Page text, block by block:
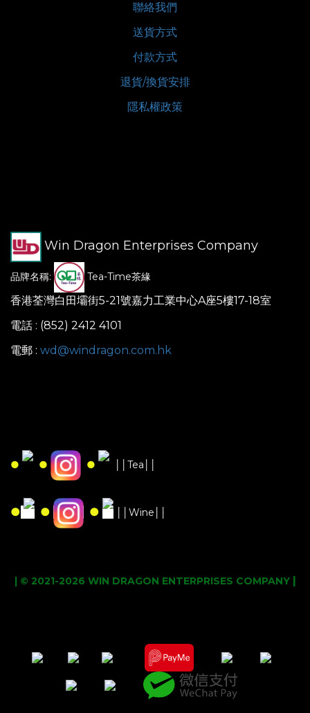
聯絡我們
送貨方式
付款方式
退貨/換貨安排
隱私權政策
Win Dragon Enterprises Company
品牌名稱: Tea-Time茶緣
香港荃灣白田壩街5-21號嘉力工業中心A座5樓17-18室
電話 : (852) 2412 4101
電郵 : wd@windragon.com.hk
● ● ● ││Tea││
● ● ● ││Wine││
| © 2021-2026 WIN DRAGON ENTERPRISES COMPANY |